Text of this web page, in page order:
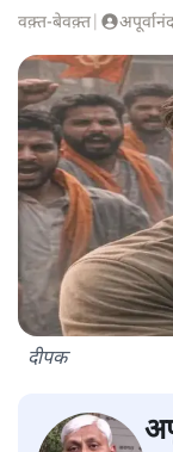
वक़्त-बेवक़्त अपूर्वानंद
दीपक